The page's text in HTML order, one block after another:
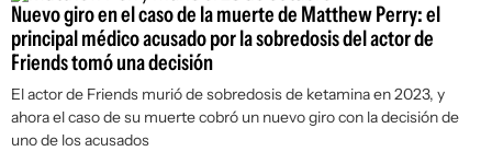
Nuevo giro en el caso de la muerte de Matthew Perry: el
principal médico acusado por la sobredosis del actor de
Friends tomó una decisión
El actor de Friends murió de sobredosis de ketamina en 2023, y
ahora el caso de su muerte cobró un nuevo giro con la decisión de
uno de los acusados